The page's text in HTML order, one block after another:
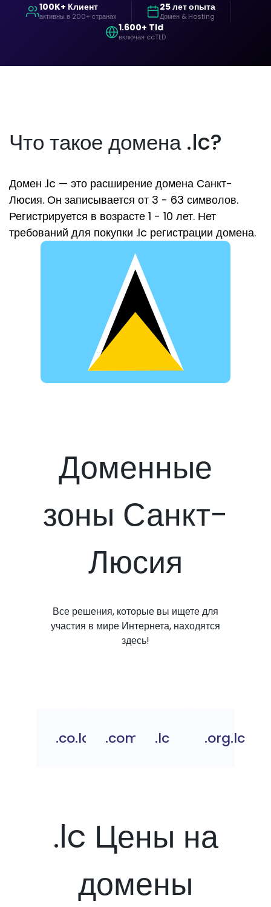
100K+ Клиент
активны в 200+ странах
25 лет опыта
Домен & Hosting
1.600+ Tld
включая ccTLD
Что такое домена .lc?
Домен .lc — это расширение домена Санкт-
Люсия. Он записывается от 3 - 63 символов.
Регистрируется в возрасте 1 - 10 лет. Нет
требований для покупки .lc регистрации домена.
Доменные
зоны Санкт-
Люсия
Все решения, которые вы ищете для
участия в мире Интернета, находятся
здесь!
.co.lc .com.lc .lc .org.lc
.lc Цены на
домены